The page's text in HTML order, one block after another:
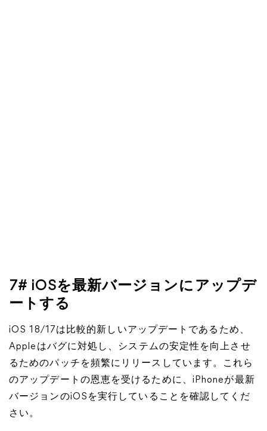
7# iOSを最新バージョンにアップデ
ートする
iOS 18/17は比較的新しいアップデートであるため、
Appleはバグに対処し、システムの安定性を向上させ
るためのパッチを頻繁にリリースしています。これら
のアップデートの恩恵を受けるために、iPhoneが最新
バージョンのiOSを実行していることを確認してくだ
さい。